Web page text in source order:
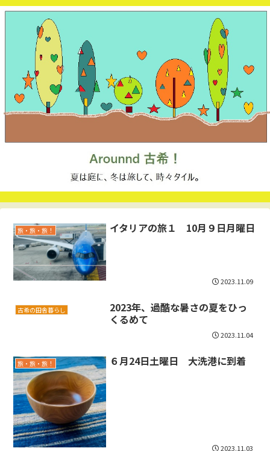
旅・旅・旅！ イタリアの旅１ 10月９日月曜日
2023.11.09
古希の田舎暮らし
2023年、過酷な暑さの夏をひっ
くるめて
2023.11.04
旅・旅・旅！ ６月24日土曜日 大洗港に到着
2023.11.03